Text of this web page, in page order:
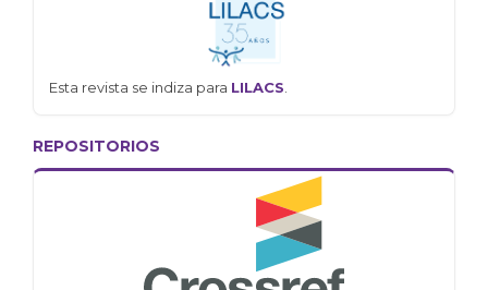
Esta revista se indiza para LILACS
REPOSITORIOS